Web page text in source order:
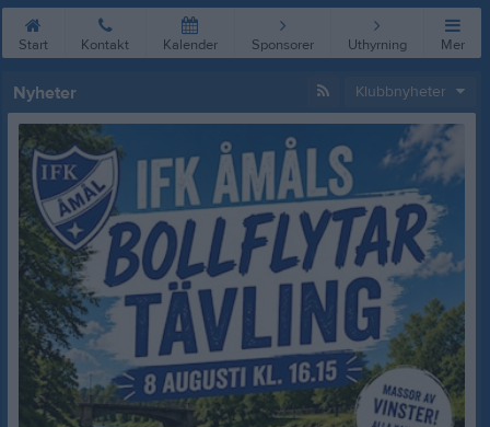
Start Kontakt Kalender Sponsorer Uthyrning Mer
Nyheter Klubbnyheter